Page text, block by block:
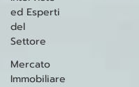
ed Esperti
del
Settore
Mercato
Immobiliare